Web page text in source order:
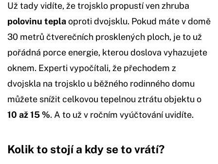
Už tady vidíte, že trojsklo propustí ven zhruba
polovinu teplaoproti dvojsklu. Pokud máte v domě
30 metrů čtverečních prosklených ploch, je to už
pořádná porce energie, kterou doslova vyhazujete
oknem. Experti vypočítali, že přechodem z
dvojskla na trojsklo u běžného rodinného domu
můžete snížit celkovou tepelnou ztrátu objektu o
10 až 15 %. A to už v ročním vyúčtování uvidíte.
Kolik to stojí a kdy se to vrátí?